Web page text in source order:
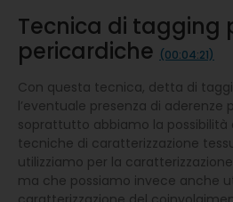
Tecnica di tagging
pericardiche (00:04:21)
Con questa tecnica, detta di
l’eventuale presenza di aderenze
soprattutto abbiamo la possibilità
tecniche di caratterizzazione
utilizziamo per la
ma che possiamo invece anche